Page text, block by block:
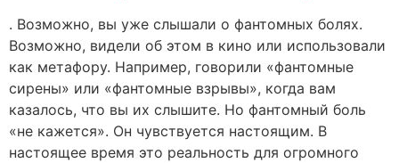
. Возможно, вы уже слышали о фантомных болях.
Возможно, видели об этом в кино или использовали
как метафору. Например, говорили «фантомные
сирены» или «фантомные взрывы», когда вам
казалось, что вы их слышите. Но фантомный боль
«не кажется». Он чувствуется настоящим. В
настоящее время это реальность для огромного